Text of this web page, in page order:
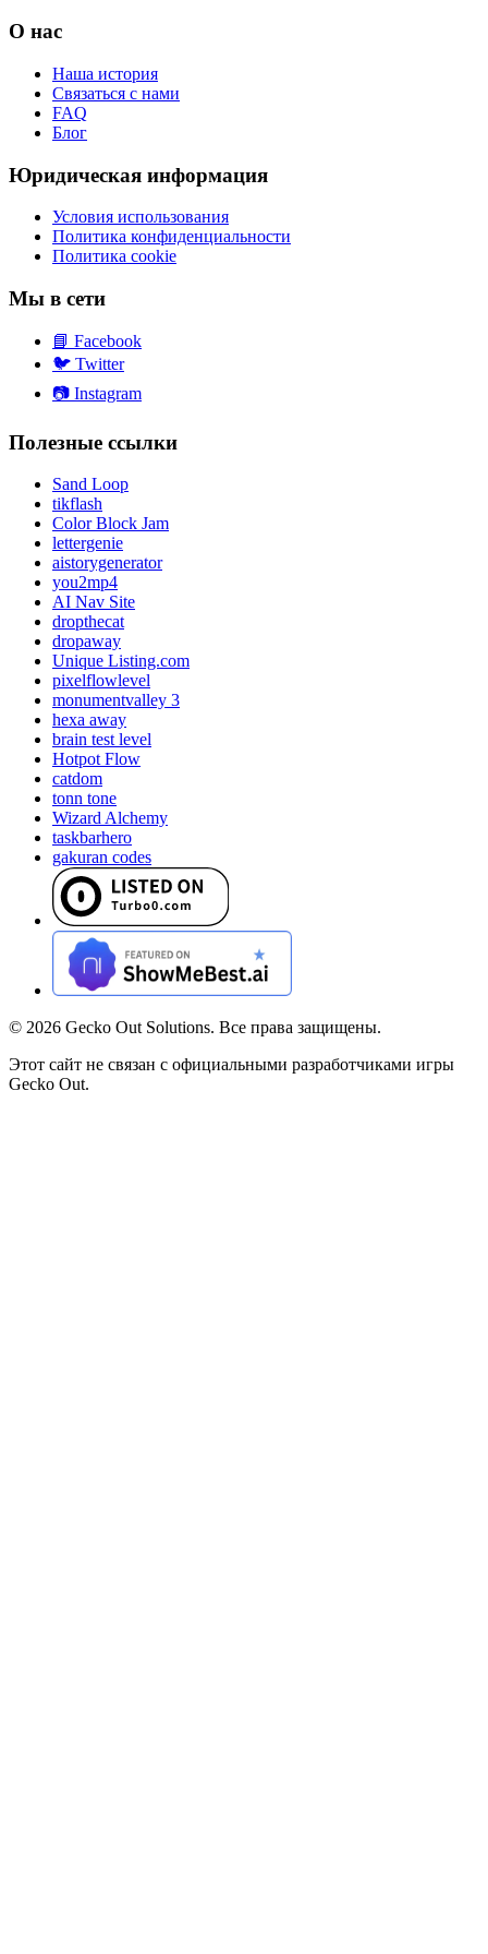
О нас
Наша история
Связаться с нами
FAQ
Блог
Юридическая информация
Условия использования
Политика конфиденциальности
Политика cookie
Мы в сети
📘 Facebook
🐦 Twitter
📷 Instagram
Полезные ссылки
Sand Loop
tikflash
Color Block Jam
lettergenie
aistorygenerator
you2mp4
AI Nav Site
dropthecat
dropaway
Unique Listing.com
pixelflowlevel
monumentvalley 3
hexa away
brain test level
Hotpot Flow
catdom
tonn tone
Wizard Alchemy
taskbarhero
gakuran codes
© 2026 Gecko Out Solutions. Все права защищены.
Этот сайт не связан с официальными разработчиками игры
Gecko Out.